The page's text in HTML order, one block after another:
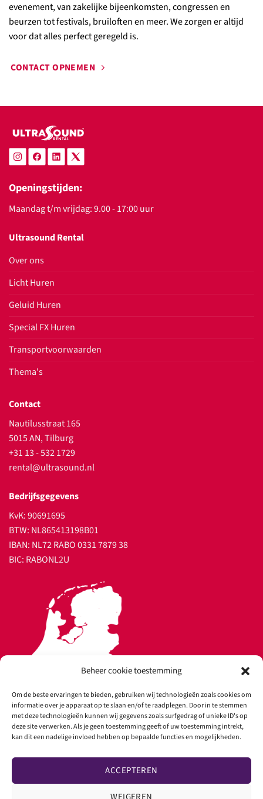
Beheer cookie toestemming
Om de beste ervaringen te bieden, gebruiken wij technologieën zoals cookies om
informatie over je apparaat op te slaan en/of te raadplegen. Door in te stemmen
met deze technologieën kunnen wij gegevens zoals surfgedrag of unieke ID's op
deze site verwerken. Als je geen toestemming geeft of uw toestemming intrekt,
kan dit een nadelige invloed hebben op bepaalde functies en mogelijkheden.
ACCEPTEREN
evenement, van zakelijke bijeenkomsten, congressen en
beurzen tot festivals, bruiloften en meer. We zorgen er altijd
voor dat alles perfect geregeld is.
CONTACT OPNEMEN
Openingstijden:
Maandag t/m vrijdag: 9.00 - 17:00 uur
Ultrasound Rental
Over ons
Licht Huren
Geluid Huren
Special FX Huren
Transportvoorwaarden
Thema's
Contact
Nautilusstraat 165
5015 AN, Tilburg
+31 13 - 532 1729
rental@ultrasound.nl
Bedrijfsgegevens
KvK: 90691695
BTW: NL865413198B01
IBAN: NL72 RABO 0331 7879 38
BIC: RABONL2U
Copyright 2026 ©Ultrasound Rental